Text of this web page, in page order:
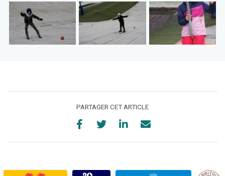
PARTAGER CET ARTICLE